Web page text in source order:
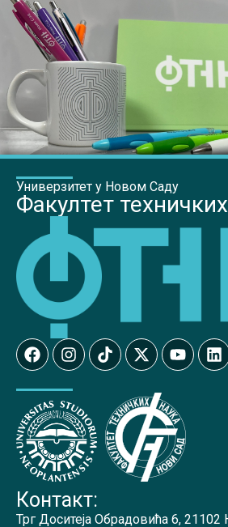
Универзитет у Новом Саду
Факултет
Контакт:
Трг Доситеја Обрадовића 6, 21102